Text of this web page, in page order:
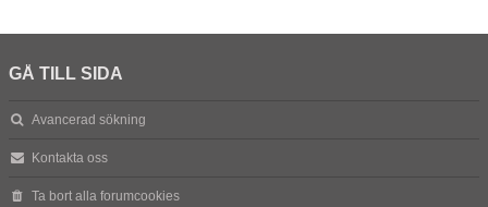
GÅ TILL SIDA
Avancerad sökning
Kontakta oss
Ta bort alla forumcookies